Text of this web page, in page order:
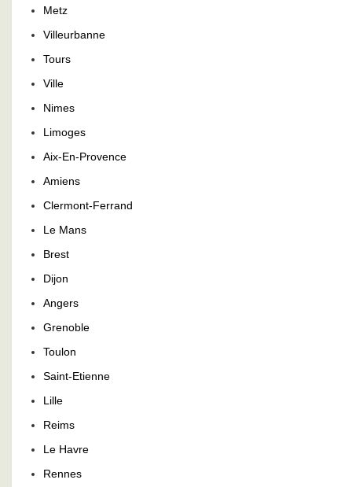
Metz
Villeurbanne
Tours
Ville
Nimes
Limoges
Aix-En-Provence
Amiens
Clermont-Ferrand
Le Mans
Brest
Dijon
Angers
Grenoble
Toulon
Saint-Etienne
Lille
Reims
Le Havre
Rennes